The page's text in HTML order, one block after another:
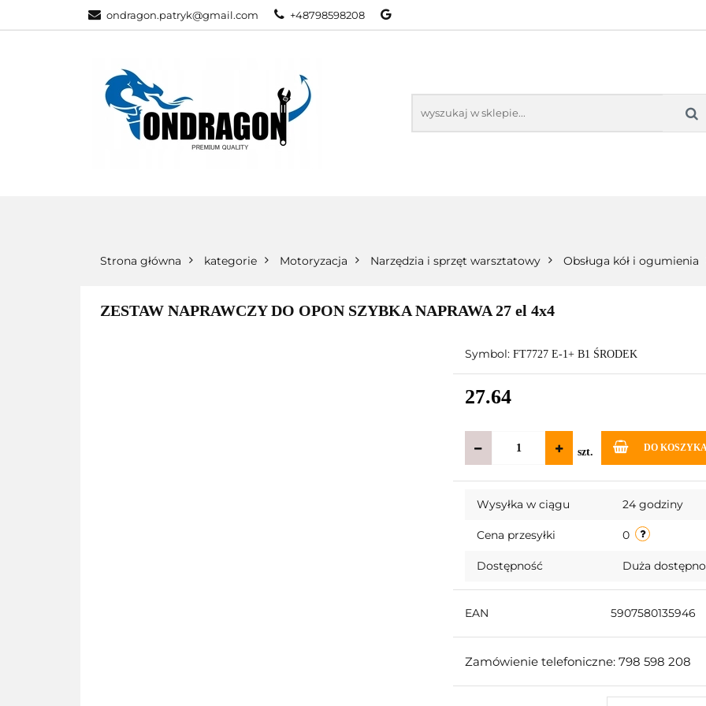
ondragon.patryk@gmail.com +48798598208
KATEGORIE NOWOŚCI BESTSELLERY WSZYSTKIE TOWARY
Strona główna kategorie Motoryzacja Narzędzia i sprzęt warsztatowy Obsługa kół i ogumienia
ZESTAW NAPRAWCZY DO OPON SZYBKA NAPRAWA 27 el 4x4
Symbol: FT7727 E-1+ B1 ŚRODEK
27.64
szt. DO
Wysyłka w ciągu 24 godziny
Cena przesyłki 0
Dostępność Duża
EAN 5907580135946
Zamówienie telefoniczne: 798 598 208